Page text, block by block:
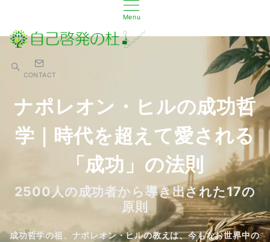
Menu
CONTACT
ナポレオン・ヒルの成功哲
学｜時代を超えて愛される
「成功」の法則
2500人の成功者から導き出された17の
原則
成功哲学の祖、ナポレオン・ヒルの教えは、今もなお世界中の